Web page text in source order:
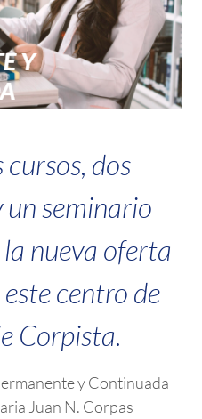
cursos, dos
seminario
nueva oferta
centro de
Corpista.
y Continuada
Juan N. Corpas